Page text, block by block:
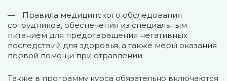
Правила медицинского обследования
сотрудников, обеспечения из специальным
питанием для предотвращения негативных
последствий для здоровья, а также меры оказания
первой помощи при отравлении.
Также в программу курса обязательно включаются